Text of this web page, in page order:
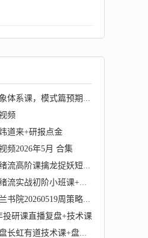
野马笔记游资四象体系课，模式篇预期低吸打板...
频
道来+研报点金
频2026年5月 合集
情绪作手犀锋情绪流高阶课擒龙捉妖短线交易课...
情绪作手犀锋情绪流实战初阶小班课+高阶小班课...
【格兰投研】格兰书院20260519周策略——访华...
投研课直播复盘+技术课
2026张帅六势操盘长虹有道技术课+盘后解盘视频...